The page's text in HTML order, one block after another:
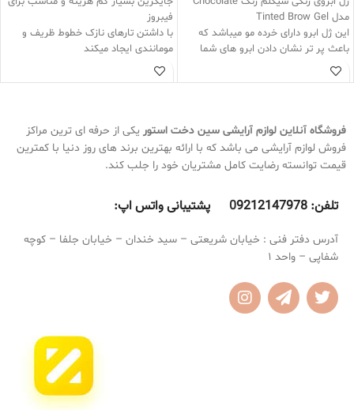
مدل Tinted Brow Gel
این ژل ابرو دارای خرده مو میباشد که
باعث پر تر نشان دادن ابرو های شما
میشود
فیکس کننده ابرو در تمام روز
ماندگاری بسیار بالایی دارد و تمام روز
ثابت میماند
حالت دهنده ی بسیار قوی ابرو
این ژل ابرو ریزش ندارد
شده به ابرو های شما میدهد
فیبروز
با داشتن تارهای نازک خطوط ظریف و
مومانندی ایجاد میکند
کاملا ضد آب بوده و با استخر و عرق
کردن پاک نمیشود
روی ابروهاتون راحت کرده
به راحتی خشک میشود و رنگ پس
نمیدهد
الکل و پارابن و چربی ندارد
ریزش نمیکند
هاشور ابرو شیگلم جایگزین بسیار
فروشگاه آنلاین لوازم آرایشی سین دخت استور یکی از حرفه ای ترین مراکز
فروش لوازم آرایشی می باشد که با ارائه بهترین برند های روز دنیا با کمترین
قیمت توانسته رضایت کامل مشتریان خود را جلب کند.
تلفن: 09212147978 پشتیبانی واتس اپ:
آدرس دفتر فنی : خیابان شریعتی – سید خندان – خیابان جلفا – کوچه
شفاپی – واحد 1